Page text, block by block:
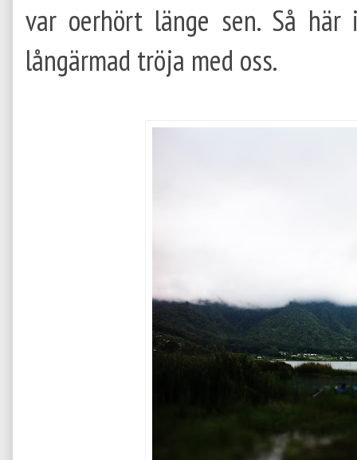
var oerhört länge sen. Så
långärmad tröja med oss.